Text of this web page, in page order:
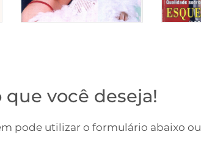
você deseja!
pode utilizar o formulário abaixo ou